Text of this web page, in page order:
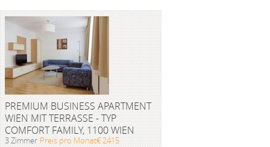
PREMIUM BUSINESS APARTMENT
WIEN MIT TERRASSE - TYP
COMFORT FAMILY, 1100 WIEN
3 Zimmer Preis pro Monat€ 2415